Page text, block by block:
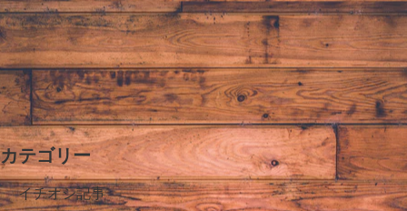
カテゴリー
イチオシ記事